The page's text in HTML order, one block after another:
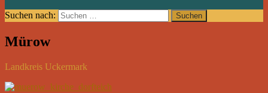
Suchen nach:
Mürow
Landkreis Uckermark